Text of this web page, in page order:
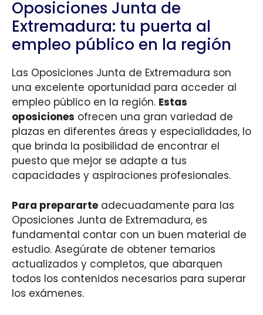
Oposiciones Junta de
Extremadura: tu puerta al
empleo público en la región
Las Oposiciones Junta de Extremadura son
una excelente oportunidad para acceder al
empleo público en la región. Estas
oposiciones ofrecen una gran variedad de
plazas en diferentes áreas y especialidades, lo
que brinda la posibilidad de encontrar el
puesto que mejor se adapte a tus
capacidades y aspiraciones profesionales.
Para prepararte adecuadamente para las
Oposiciones Junta de Extremadura, es
fundamental contar con un buen material de
estudio. Asegúrate de obtener temarios
actualizados y completos, que abarquen
todos los contenidos necesarios para superar
los exámenes.